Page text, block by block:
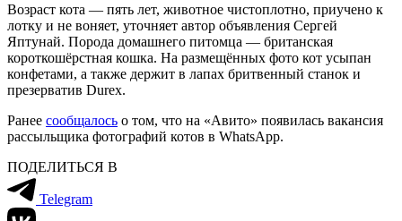
Возраст кота — пять лет, животное чистоплотно, приучено к
лотку и не воняет, уточняет автор объявления Сергей
Яптунай. Порода домашнего питомца — британская
короткошёрстная кошка. На размещённых фото кот усыпан
конфетами, а также держит в лапах бритвенный станок и
презерватив Dureх.
Ранее сообщалось о том, что на «Авито» появилась вакансия
рассыльщика фотографий котов в WhatsApp.
ПОДЕЛИТЬСЯ В
Telegram